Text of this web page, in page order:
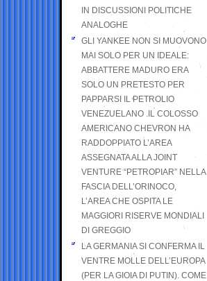
IN DISCUSSIONI POLITICHE
ANALOGHE
GLI YANKEE NON SI MUOVONO
MAI SOLO PER UN IDEALE:
ABBATTERE MADURO ERA
SOLO UN PRETESTO PER
PAPPARSI IL PETROLIO
VENEZUELANO .IL COLOSSO
AMERICANO CHEVRON HA
RADDOPPIATO L’AREA
ASSEGNATA ALLA JOINT
VENTURE “PETROPIAR” NELLA
FASCIA DELL’ORINOCO,
L’AREA CHE OSPITA LE
MAGGIORI RISERVE MONDIALI
DI GREGGIO
LA GERMANIA SI CONFERMA IL
VENTRE MOLLE DELL’EUROPA
(PER LA GIOIA DI PUTIN). COME